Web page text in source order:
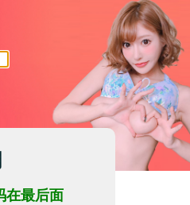
在最后面